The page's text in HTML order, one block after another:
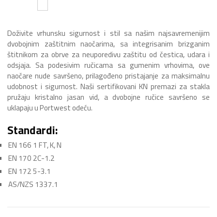
Doživite vrhunsku sigurnost i stil sa našim najsavremenijim
dvobojnim zaštitnim naočarima, sa integrisanim brizganim
štitnikom za obrve za neuporedivu zaštitu od čestica, udara i
odsjaja. Sa podesivim ručicama sa gumenim vrhovima, ove
naočare nude savršeno, prilagođeno pristajanje za maksimalnu
udobnost i sigurnost. Naši sertifikovani KN premazi za stakla
pružaju kristalno jasan vid, a dvobojne ručice savršeno se
uklapaju u Portwest odeću.
Standardi:
EN 166 1 FT, K, N
EN 170 2C-1.2
EN 172 5-3.1
AS/NZS 1337.1